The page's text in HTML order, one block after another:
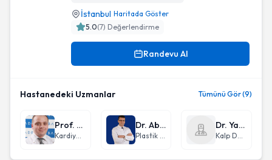
İstanbul Haritada Göster
5.0(7) Değerlendirme
Randevu Al
Hastanedeki Uzmanlar Tümünü Gör (9)
Prof. Dr. Tansu Karaahmet
Kardiyoloji
Dr. Abdullah Etöz
Plastik Rekonstrüktif ve Estetik Cerrahi
Dr. Yasemin Mamur
Kalp Damar Cerrahisi